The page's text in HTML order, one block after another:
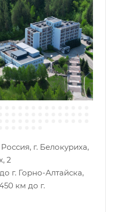
г. Белокуриха,
2
г. Горно-Алтайска,
км до г.